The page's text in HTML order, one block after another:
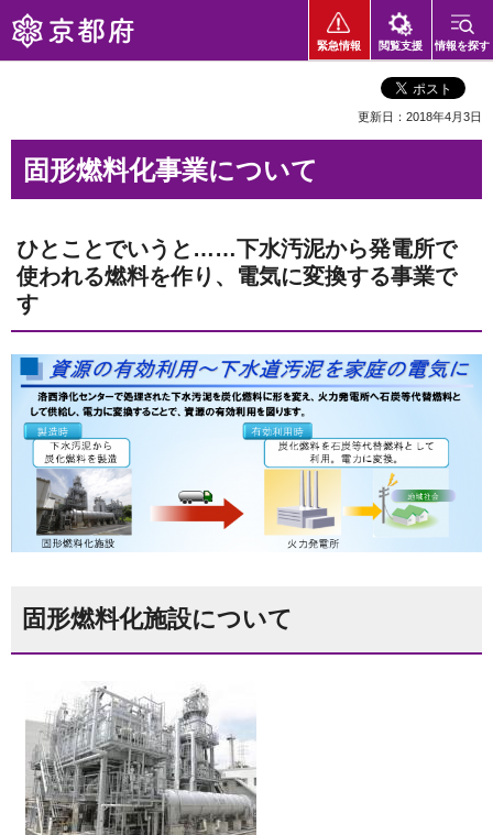
京都府
緊急情報 閲覧支援 情報を探す
更新日：2018年4月3日
固形燃料化事業について
ひとことでいうと……下水汚泥から発電所で
使われる燃料を作り、電気に変換する事業で
す
固形燃料化施設について